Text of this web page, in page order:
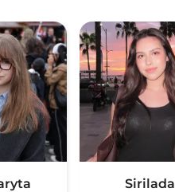
Sirilada